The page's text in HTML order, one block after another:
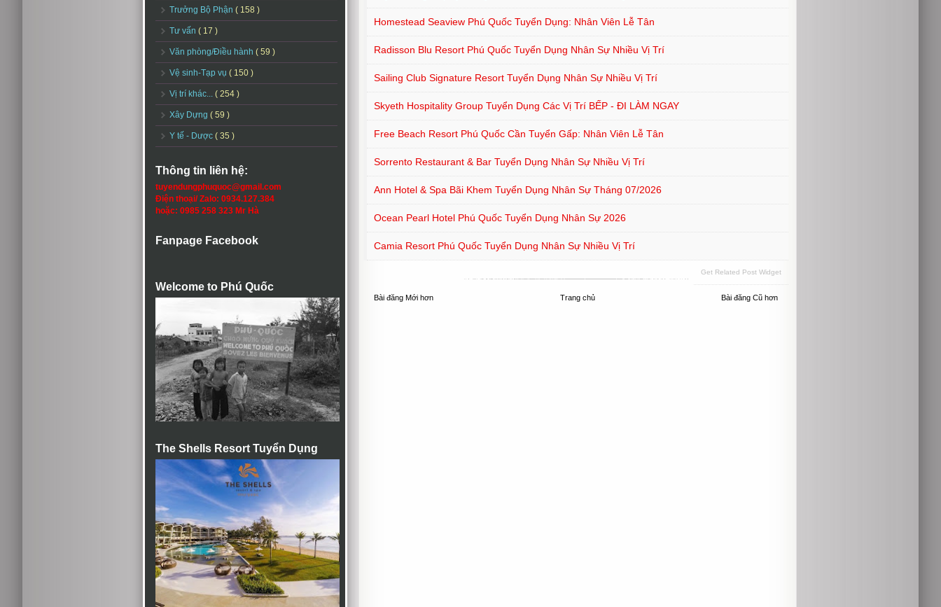
Trưởng Bộ Phận ( 158 )
Tư vấn ( 17 )
Văn phòng/Điều hành ( 59 )
Vệ sinh-Tạp vụ ( 150 )
Vị trí khác... ( 254 )
Xây Dựng ( 59 )
Y tế - Dược ( 35 )
Thông tin liên hệ:
tuyendungphuquoc@gmail.com
Điện thoại/ Zalo: 0934.127.384
hoặc: 0985 258 323 Mr Hà
Fanpage Facebook
Welcome to Phú Quốc
The Shells Resort Tuyển Dụng
Homestead Seaview Phú Quốc Tuyển Dụng: Nhân Viên Lễ Tân
Radisson Blu Resort Phú Quốc Tuyển Dụng Nhân Sự Nhiều Vị Trí
Sailing Club Signature Resort Tuyển Dụng Nhân Sự Nhiều Vị Trí
Skyeth Hospitality Group Tuyển Dụng Các Vị Trí BẾP - ĐI LÀM NGAY
Free Beach Resort Phú Quốc Cần Tuyển Gấp: Nhân Viên Lễ Tân
Sorrento Restaurant & Bar Tuyển Dụng Nhân Sự Nhiều Vị Trí
Ann Hotel & Spa Bãi Khem Tuyển Dụng Nhân Sự Tháng 07/2026
Ocean Pearl Hotel Phú Quốc Tuyển Dụng Nhân Sự 2026
Camia Resort Phú Quốc Tuyển Dụng Nhân Sự Nhiều Vị Trí
Get Related Post Widget
Bài đăng Mới hơn Bài đăng Cũ hơn
Trang chủ